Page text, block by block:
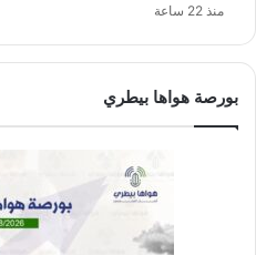
منذ 22 ساعة
بورصة هواها بيطري